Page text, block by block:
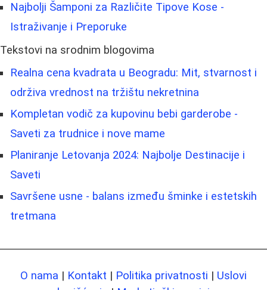
Najbolji Šamponi za Različite Tipove Kose -
Istraživanje i Preporuke
Tekstovi na srodnim blogovima
Realna cena kvadrata u Beogradu: Mit, stvarnost i
održiva vrednost na tržištu nekretnina
Kompletan vodič za kupovinu bebi garderobe -
Saveti za trudnice i nove mame
Planiranje Letovanja 2024: Najbolje Destinacije i
Saveti
Savršene usne - balans između šminke i estetskih
tretmana
O nama | Kontakt | Politika privatnosti | Uslovi